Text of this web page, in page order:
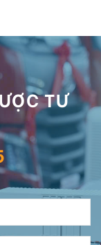
TƯ